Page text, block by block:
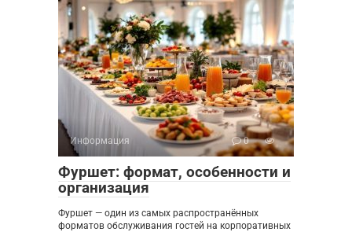
Информация 0
Фуршет: формат, особенности и
организация
Фуршет — один из самых распространённых
форматов обслуживания гостей на корпоративных